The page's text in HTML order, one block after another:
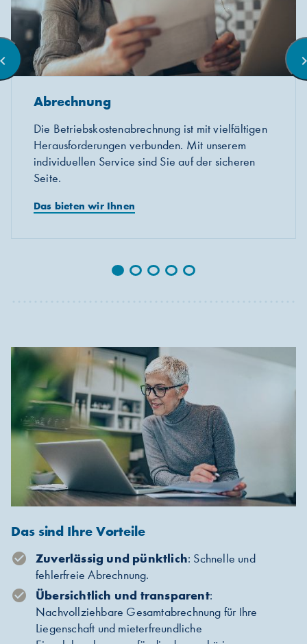
Abrechnung
Die Betriebskostenabrechnung ist mit vielfältigen
Herausforderungen verbunden. Mit unserem
individuellen Service sind Sie auf der sicheren
Seite.
Das bieten wir Ihnen
Das sind Ihre Vorteile
Zuverlässig und pünktlich: Schnelle und
fehlerfreie Abrechnung.
Übersichtlich und transparent:
Nachvollziehbare Gesamtabrechnung für Ihre
Liegenschaft und mieterfreundliche